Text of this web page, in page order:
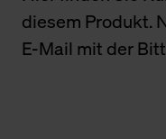
diesem Produkt.
E-Mail mit der